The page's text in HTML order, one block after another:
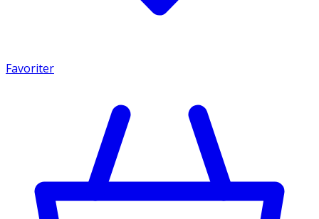
Favoriter